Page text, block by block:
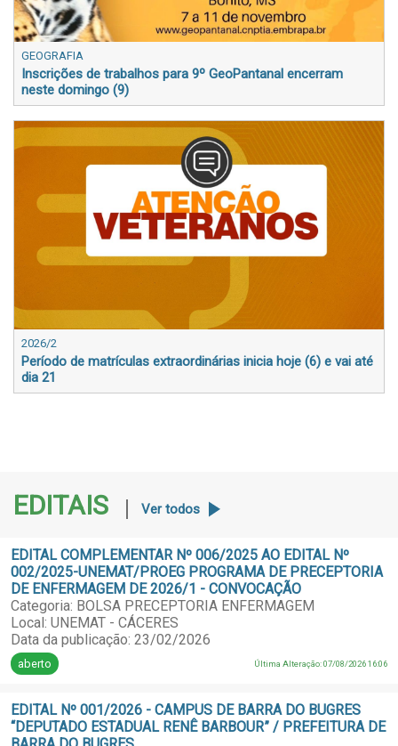
GEOGRAFIA
Inscrições de trabalhos para 9º GeoPantanal encerram
neste domingo (9)
2026/2
Período de matrículas extraordinárias inicia hoje (6) e vai até
dia 21
EDITAIS Ver todos
EDITAL COMPLEMENTAR Nº 006/2025 AO EDITAL Nº
002/2025-UNEMAT/PROEG PROGRAMA DE PRECEPTORIA
DE ENFERMAGEM DE 2026/1 - CONVOCAÇÃO
Categoria: BOLSA PRECEPTORIA ENFERMAGEM
Local: UNEMAT - CÁCERES
Data da publicação: 23/02/2026
aberto Última Alteração: 07/08/2026 16:06
EDITAL Nº 001/2026 - CAMPUS DE BARRA DO BUGRES
“DEPUTADO ESTADUAL RENÊ BARBOUR” / PREFEITURA DE